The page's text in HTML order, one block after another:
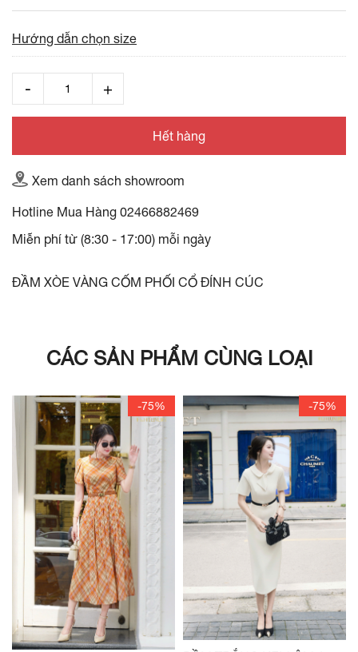
Hướng dẫn chọn size
Hết hàng
Xem danh sách showroom
Hotline Mua Hàng 02466882469
Miễn phí từ (8:30 - 17:00) mỗi ngày
ĐẦM XÒE VÀNG CỐM PHỐI CỔ ĐÍNH CÚC
CÁC SẢN PHẨM CÙNG LOẠI
-75% -75%